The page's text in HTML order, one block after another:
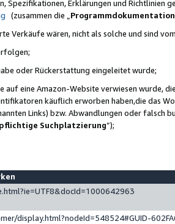
Spezifikationen, Erklärungen und
(zusammen die „ Programmdokumentation
Verkäufe wären, nicht als solche und sind
oder Rückerstattung eingeleitet wurde;
eine Amazon-Website verwiesen wurde,
käuflich erworben haben,die das
Links) bzw. Abwandlungen oder falsch
Suchplatzierung”);
display.html?nodeId=548524#GUID-